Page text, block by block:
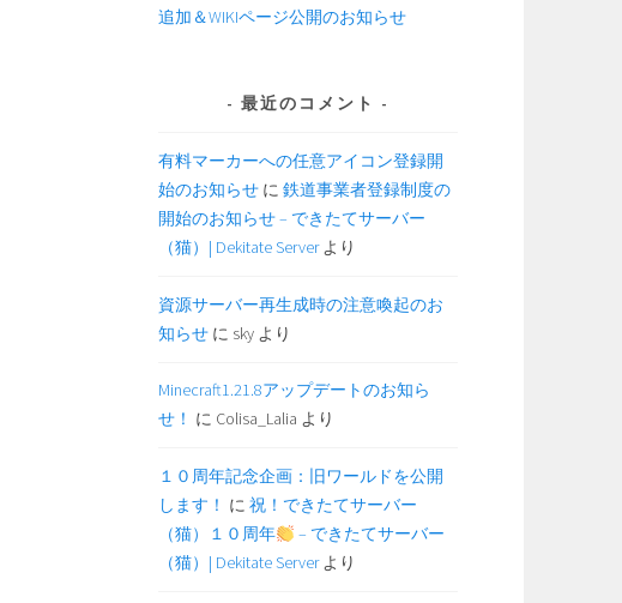
追加＆WIKIページ公開のお知らせ
最近のコメント
有料マーカーへの任意アイコン登録開
始のお知らせ に 鉄道事業者登録制度の
開始のお知らせ – できたてサーバー
（猫）| Dekitate Serverより
資源サーバー再生成時の注意喚起のお
知らせ に sky より
Minecraft1.21.8アップデートのお知ら
せ！ に Colisa_Lalia より
１０周年記念企画：旧ワールドを公開
します！ に 祝！できたてサーバー
（猫）１０周年
– できたてサーバー
（猫）| Dekitate Serverより